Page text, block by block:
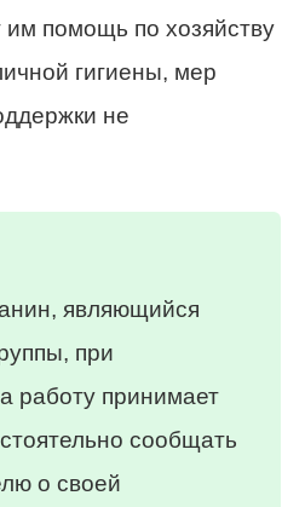
помощь по хозяйству
гигиены, мер
не
являющийся
при
работу принимает
сообщать
о своей